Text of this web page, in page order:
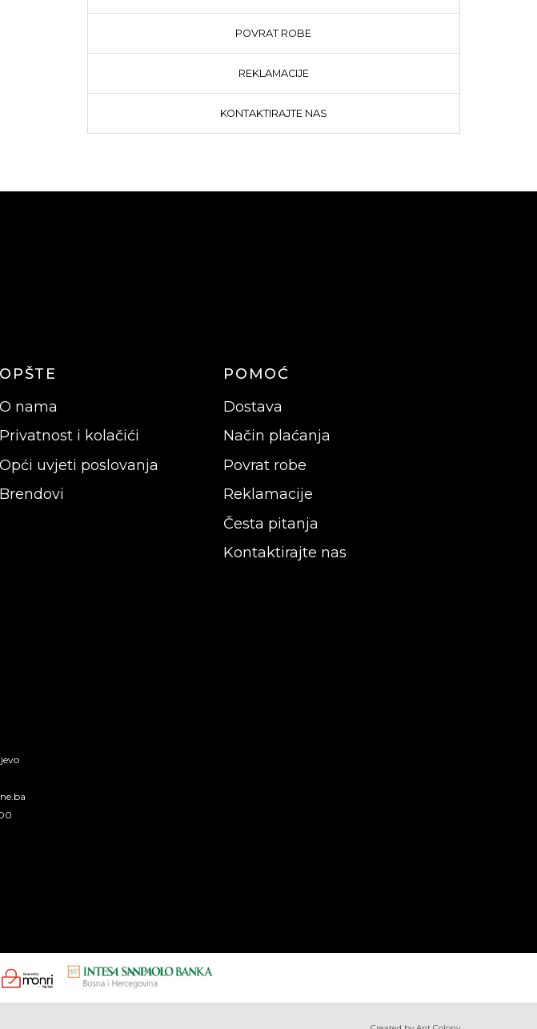
POVRAT ROBE
REKLAMACIJE
KONTAKTIRAJTE NAS
OPŠTE
O nama
Privatnost i kolačići
Opći uvjeti poslovanja
Brendovi
POMOĆ
Dostava
Način plaćanja
Povrat robe
Reklamacije
Česta pitanja
Kontaktirajte nas